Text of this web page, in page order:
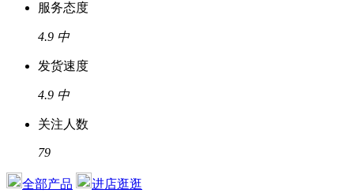
服务态度
4.9 中
发货速度
4.9 中
关注人数
79
全部产品 进店逛逛